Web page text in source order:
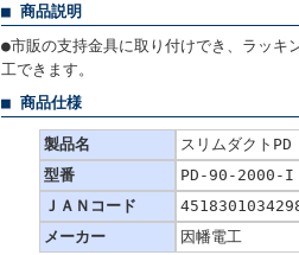
■ 商品説明
●市販の支持金具に取り付けでき、ラッキ
工できます。
■ 商品仕様
製品名
スリムダクト
型番
PD-90-2000-I
ＪＡＮコード
メーカー
因幡電工